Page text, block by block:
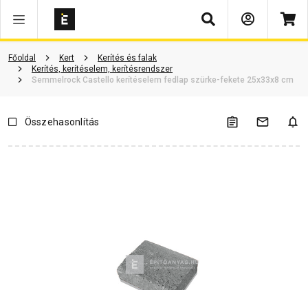
Keresés
Főoldal Kert
Kerítés és falak
Kerítés, kerítéselem, kerítésrendszer
Semmelrock Castello kerítéselem fedlap szürke-fekete 25x33x8 cm
Vásárlói vélemények Kérdések és válaszok Kapcsolódó cikkek
Összehasonlítás